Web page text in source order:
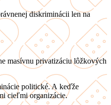
diskriminácii len na
masívnu privatizáciu lôžkových
politické. A keďže
cieľmi organizácie.